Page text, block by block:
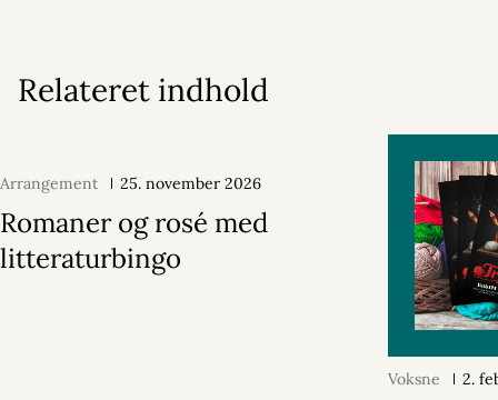
Relateret indhold
Arrangement 25. november 2026
Romaner og rosé med
litteraturbingo
Voksne 2.